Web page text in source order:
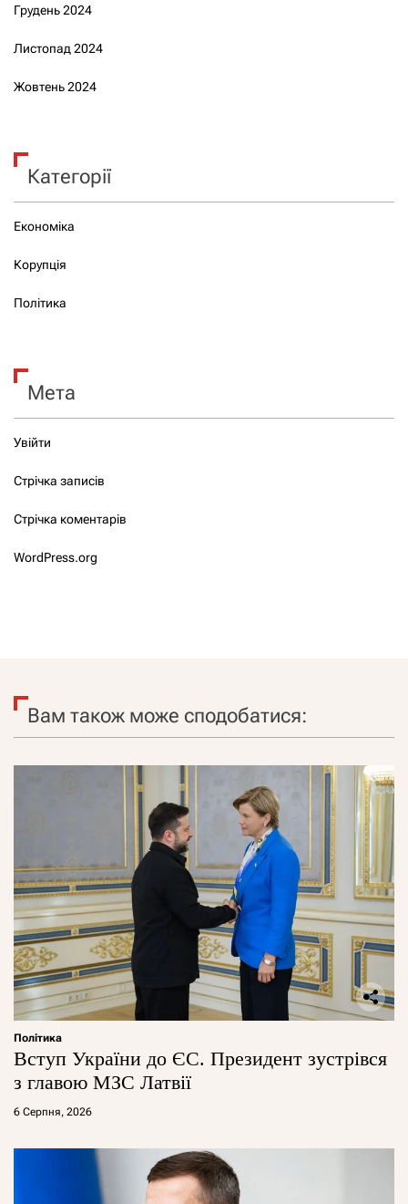
Грудень 2024
Листопад 2024
Жовтень 2024
Категорії
Економіка
Корупція
Політика
Мета
Увійти
Стрічка записів
Стрічка коментарів
WordPress.org
Вам також може сподобатися:
Політика
Вступ України до ЄС. Президент зустрівся
з главою МЗС Латвії
6 Серпня, 2026